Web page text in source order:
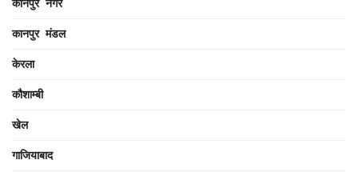
कानपुर नगर
कानपुर मंडल
केरला
कौशाम्बी
खेल
गाजियाबाद